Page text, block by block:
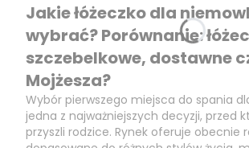
Jakie łóżeczko dla
wybrać? Porównanie:
szczebelkowe, dostawne
Mojżesza?
Wybór pierwszego miejsca do spania
jedna z najważniejszych decyzji, przed
przyszli rodzice. Rynek oferuje obecnie